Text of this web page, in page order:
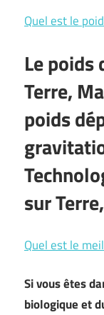
Quel est le
Le poids
Terre,
poids
sur
Quel est le
Si vous êtes
biologique et